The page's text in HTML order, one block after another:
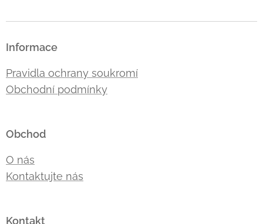
Informace
Pravidla ochrany soukromí
Obchodní podmínky
Obchod
O nás
Kontaktujte nás
Kontakt